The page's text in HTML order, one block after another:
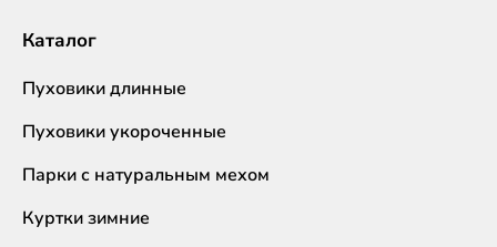
Каталог
Пуховики длинные
Пуховики укороченные
Парки с натуральным мехом
Куртки зимние